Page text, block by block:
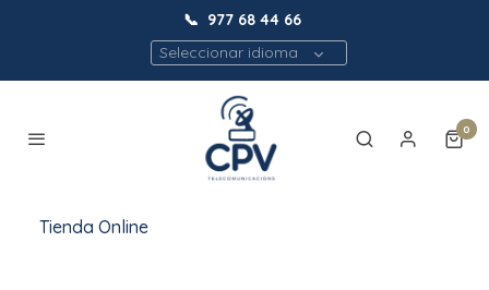
📞 977 68 44 66
Seleccionar idioma
0
Tienda Online